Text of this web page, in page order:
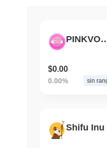
$0.00
0.00% sin
Shifu Inu